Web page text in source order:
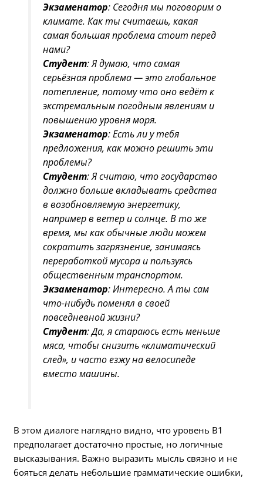
Экзаменатор: Сегодня мы поговорим о
климате. Как ты считаешь, какая
самая большая проблема стоит перед
нами?
Студент: Я думаю, что самая
серьёзная проблема — это глобальное
потепление, потому что оно ведёт к
экстремальным погодным явлениям и
повышению уровня моря.
Экзаменатор: Есть ли у тебя
предложения, как можно решить эти
проблемы?
Студент: Я считаю, что государство
должно больше вкладывать средства
в возобновляемую энергетику,
например в ветер и солнце. В то же
время, мы как обычные люди можем
сократить загрязнение, занимаясь
переработкой мусора и пользуясь
общественным транспортом.
Экзаменатор: Интересно. А ты сам
что-нибудь поменял в своей
повседневной жизни?
Студент: Да, я стараюсь есть меньше
мяса, чтобы снизить «климатический
след», и часто езжу на велосипеде
вместо машины.
В этом диалоге наглядно видно, что уровень B1
предполагает достаточно простые, но логичные
высказывания. Важно выразить мысль связно и не
бояться делать небольшие грамматические ошибки,